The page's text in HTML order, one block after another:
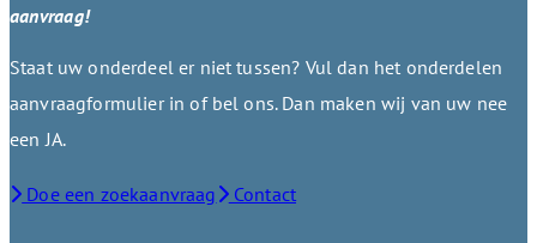
aanvraag!
Staat uw onderdeel er niet tussen? Vul dan het onderdelen
aanvraagformulier in of bel ons. Dan maken wij van uw nee
een JA.
Doe een zoekaanvraag Contact